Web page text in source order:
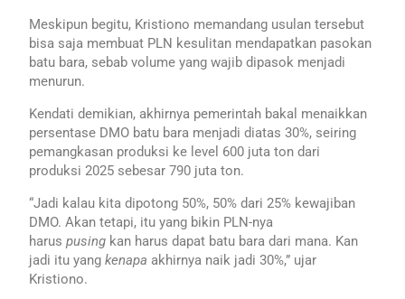
Meskipun begitu, Kristiono memandang usulan tersebut
bisa saja membuat PLN kesulitan mendapatkan pasokan
batu bara, sebab volume yang wajib dipasok menjadi
menurun.
Kendati demikian, akhirnya pemerintah bakal menaikkan
persentase DMO batu bara menjadi diatas 30%, seiring
pemangkasan produksi ke level 600 juta ton dari
produksi 2025 sebesar 790 juta ton.
“Jadi kalau kita dipotong 50%, 50% dari 25% kewajiban
DMO. Akan tetapi, itu yang bikin PLN-nya
haruspusing kan harus dapat batu bara dari mana. Kan
jadi itu yang kenapa akhirnya naik jadi 30%,” ujar
Kristiono.